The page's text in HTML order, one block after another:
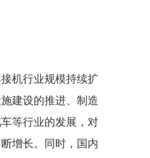
机行业规模持续扩
建设的推进、制造
等行业的发展，对
增长。同时，国内